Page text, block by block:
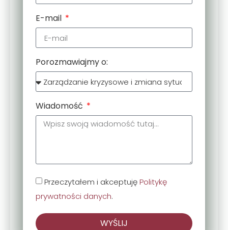
E-mail
Porozmawiajmy o:
Wiadomość
Przeczytałem i akceptujęPolitykę
prywatności danych.
WYŚLIJ